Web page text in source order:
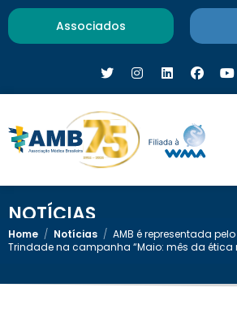
Associados
NOTÍCIAS
Home / Notícias / AMB é representada
Trindade na campanha “Maio: mês da ética